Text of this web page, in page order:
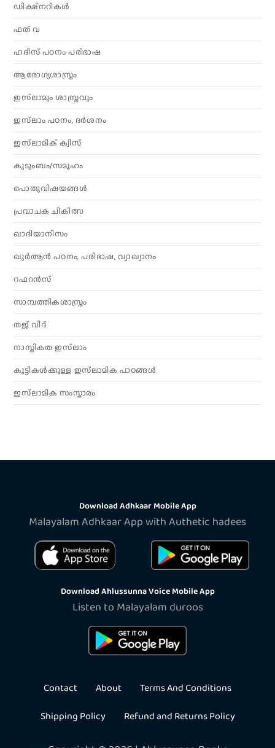
ഡിക്ഷ്നറികൾ
ഫത് വ
ഹദീസ് പഠനം പരിഭാഷ
ആരോഗ്യശാസ്ത്രം
ഇസ്‌ലാമും ശാസ്ത്രവും
ഇസ്‌ലാം പഠനം, ദർശനം
ഇസ്‌ലാമിക് ക്വിസ്
കുടുംബം/സമൂഹം
പൊതുവിഷയങ്ങൾ
പ്രവാചക ചികിത്സ
ഖാദിയാനിസം
ഖുർആൻ പഠനം, പരിഭാഷ, വ്യാഖ്യാനം
റഫറൻസ്
സാമ്പത്തികശാസ്ത്രം
തജ് വീദ്
നാസ്തികത ഇസ്‌ലാം
കുട്ടികൾക്കുള്ള ഇസ്‌ലാമിക പാഠങ്ങൾ
ഇസ്‌ലാമിക സംസ്കാരം
Download Adhkaar Mobile App
Malayalam Adhkaar App with Authetic hadees
Download Ahlussunna Voice Mobile App
Listen to Malayalam duroos
Contact About
Terms And Conditions
Shipping Policy
Refund and Returns Policy